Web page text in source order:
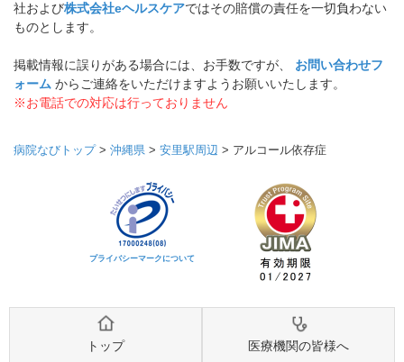
社および株式会社eヘルスケアではその賠償の責任を一切負わない
ものとします。
掲載情報に誤りがある場合には、お手数ですが、 お問い合わせフ
ォーム からご連絡をいただけますようお願いいたします。
※お電話での対応は行っておりません
病院なびトップ> 沖縄県 > 安里駅周辺 > アルコール依存症
プライバシーマークについて
トップ 医療機関の皆様へ